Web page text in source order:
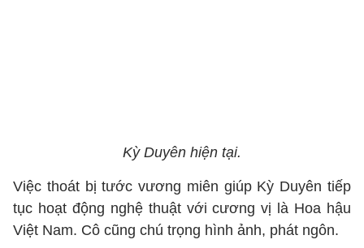
Kỳ Duyên hiện tại.
Việc thoát bị tước vương miên giúp Kỳ Duyên tiếp
tục hoạt động nghệ thuật với cương vị là Hoa hậu
Việt Nam. Cô cũng chú trọng hình ảnh, phát ngôn.